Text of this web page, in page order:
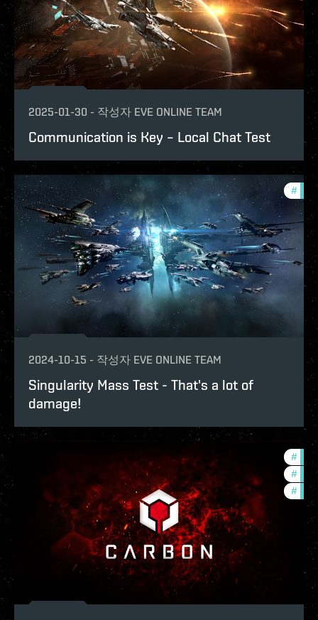
2025-01-30 - 작성자 EVE ONLINE TEAM
Communication is Key – Local Chat Test
#
2024-10-15 - 작성자 EVE ONLINE TEAM
Singularity Mass Test - That's a lot of
damage!
#
#
#